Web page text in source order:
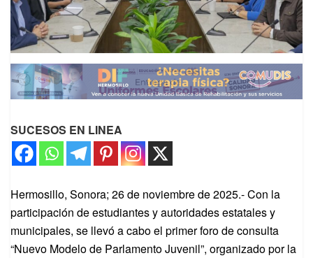
SUCESOS EN LINEA
Hermosillo, Sonora; 26 de noviembre de 2025.- Con la
participación de estudiantes y autoridades estatales y
municipales, se llevó a cabo el primer foro de consulta
“Nuevo Modelo de Parlamento Juvenil”, organizado por la